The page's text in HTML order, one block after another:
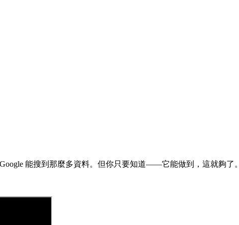
能搜到那麼多資料。但你只要知道——它能做到，這就夠了。